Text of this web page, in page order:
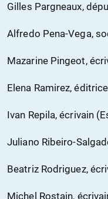
Gilles Pargneaux,
Alfredo Pena-Vega,
Mazarine Pingeot,
Elena Ramirez,
Ivan Repila, écrivain
Juliano Ribeiro-
Beatriz Rodriguez,
Michel Rostain,